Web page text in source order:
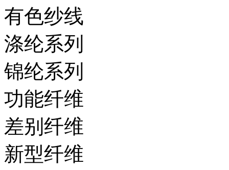
有色纱线
涤纶系列
锦纶系列
功能纤维
差别纤维
新型纤维